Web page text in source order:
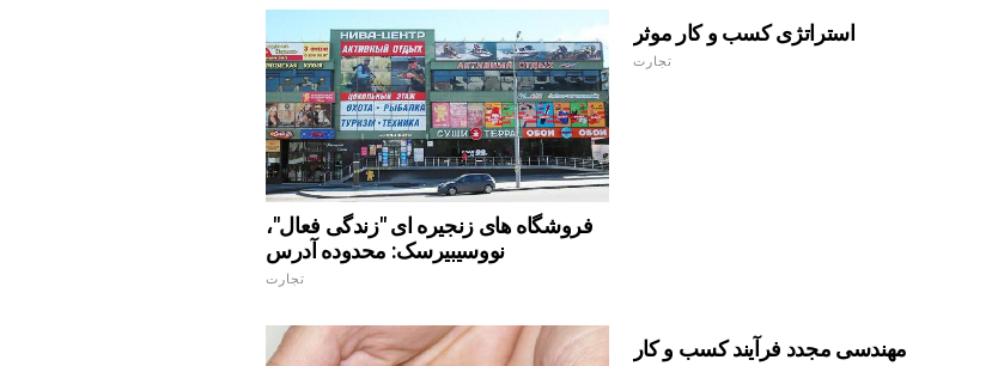
فروشگاه های زنجیره ای "زندگی فعال"،
نووسیبیرسک: محدوده آدرس
تجارت
استراتژی کسب و کار موثر
تجارت
مهندسی مجدد فرآیند کسب و کار